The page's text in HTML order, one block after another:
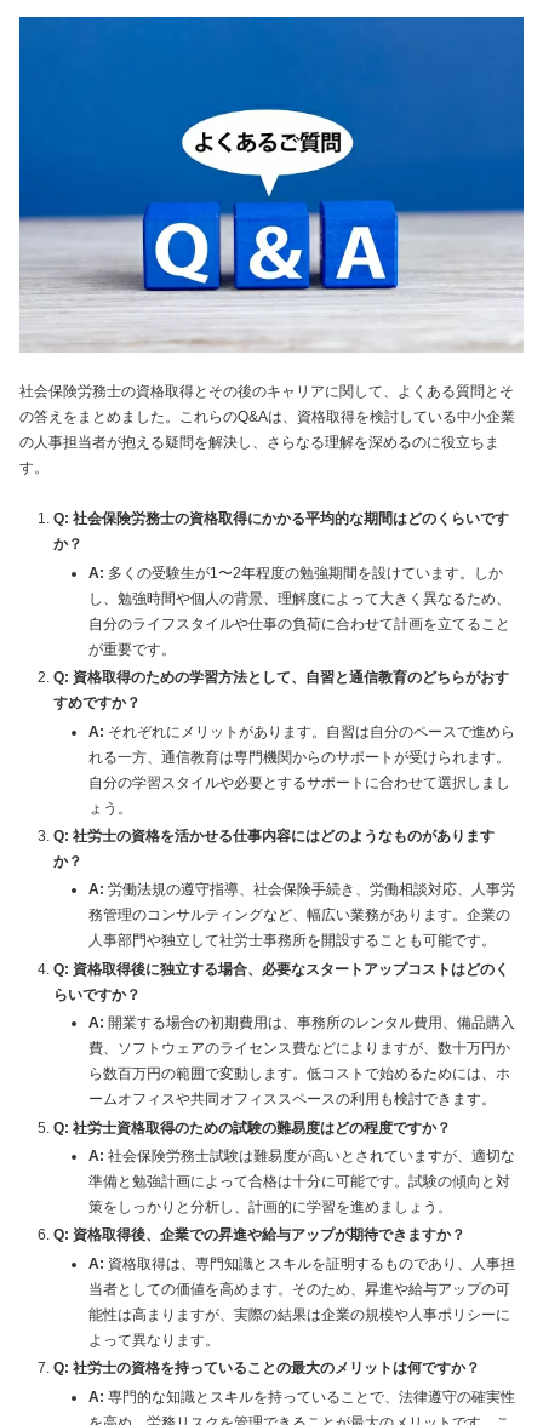
社会保険労務士の資格取得とその後のキャリアに関して、よくある質問とそ
の答えをまとめました。これらのQ&Aは、資格取得を検討している中小企業
の人事担当者が抱える疑問を解決し、さらなる理解を深めるのに役立ちま
す。
Q: 社会保険労務士の資格取得にかかる平均的な期間はどのくらいです
か？
A: 多くの受験生が1〜2年程度の勉強期間を設けています。しか
し、勉強時間や個人の背景、理解度によって大きく異なるため、
自分のライフスタイルや仕事の負荷に合わせて計画を立てること
が重要です。
Q: 資格取得のための学習方法として、自習と通信教育のどちらがおす
すめですか？
A: それぞれにメリットがあります。自習は自分のペースで進めら
れる一方、通信教育は専門機関からのサポートが受けられます。
自分の学習スタイルや必要とするサポートに合わせて選択しまし
ょう。
Q: 社労士の資格を活かせる仕事内容にはどのようなものがあります
か？
A: 労働法規の遵守指導、社会保険手続き、労働相談対応、人事労
務管理のコンサルティングなど、幅広い業務があります。企業の
人事部門や独立して社労士事務所を開設することも可能です。
Q: 資格取得後に独立する場合、必要なスタートアップコストはどのく
らいですか？
A: 開業する場合の初期費用は、事務所のレンタル費用、備品購入
費、ソフトウェアのライセンス費などによりますが、数十万円か
ら数百万円の範囲で変動します。低コストで始めるためには、ホ
ームオフィスや共同オフィススペースの利用も検討できます。
Q: 社労士資格取得のための試験の難易度はどの程度ですか？
A: 社会保険労務士試験は難易度が高いとされていますが、適切な
準備と勉強計画によって合格は十分に可能です。試験の傾向と対
策をしっかりと分析し、計画的に学習を進めましょう。
Q: 資格取得後、企業での昇進や給与アップが期待できますか？
A: 資格取得は、専門知識とスキルを証明するものであり、人事担
当者としての価値を高めます。そのため、昇進や給与アップの可
能性は高まりますが、実際の結果は企業の規模や人事ポリシーに
よって異なります。
Q: 社労士の資格を持っていることの最大のメリットは何ですか？
A: 専門的な知識とスキルを持っていることで、法律遵守の確実性